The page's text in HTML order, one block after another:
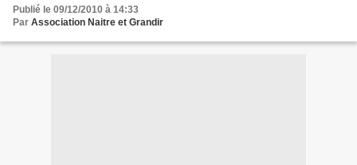
Publié le 09/12/2010 à 14:33
Par Association Naitre et Grandir